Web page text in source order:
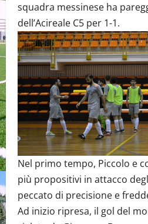
squadra messinese ha
dell’Acireale C5 per 1-1.
Nel primo tempo, Piccolo e
più propositivi in attacco
peccato di precisione e
Ad inizio ripresa, il gol del